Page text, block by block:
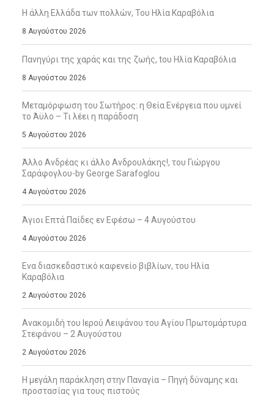
Η άλλη Ελλάδα των πολλών, Του Ηλία Καραβόλια
8 Αυγούστου 2026
Πανηγύρι της χαράς και της ζωής, tου Ηλία Καραβόλια
8 Αυγούστου 2026
Μεταμόρφωση του Σωτήρος: η Θεία Ενέργεια που υμνεί
το Άϋλο – Τι λέει η παράδοση
5 Αυγούστου 2026
Άλλο Ανδρέας κι άλλο Ανδρουλάκης!, του Γιώργου
Σαράφογλου-by George Sarafoglou
4 Αυγούστου 2026
Άγιοι Επτά Παίδες εν Εφέσω – 4 Αυγούστου
4 Αυγούστου 2026
Ενα διασκεδαστικό καφενείο βιβλίων, του Ηλία
Καραβόλια
2 Αυγούστου 2026
Ανακομιδή του Ιερού Λειψάνου του Αγίου Πρωτομάρτυρα
Στεφάνου – 2 Αυγούστου
2 Αυγούστου 2026
Η μεγάλη παράκληση στην Παναγία – Πηγή δύναμης και
προστασίας για τους πιστούς